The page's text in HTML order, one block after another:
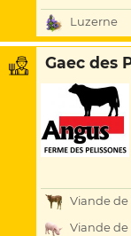
Luzerne
Gaec des
Viande de
Viande de